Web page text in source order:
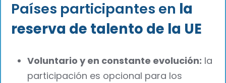
Países participantes en la
reserva de talento de la UE
Voluntario y en constante evolución: la
participación es opcional para los